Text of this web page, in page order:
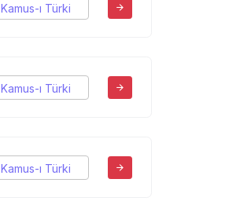
Kamus-ı Türki
Kamus-ı Türki
Kamus-ı Türki